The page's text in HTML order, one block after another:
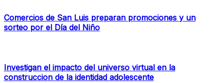
Comercios de San Luis preparan promociones y un
sorteo por el Día del Niño
Investigan el impacto del universo virtual en la
construccion de la identidad adolescente